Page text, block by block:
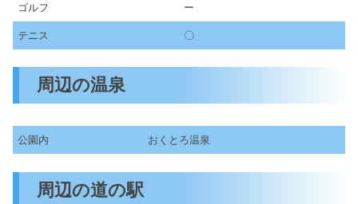
ゴルフ ー
テニス 〇
周辺の温泉
公園内 おくとろ温泉
周辺の道の駅